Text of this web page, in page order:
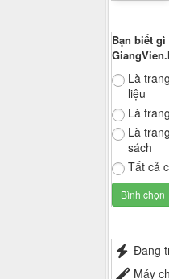
Bạn biết
Là
liệu
Là
Là
sách
Tất cả
Đang
Máy